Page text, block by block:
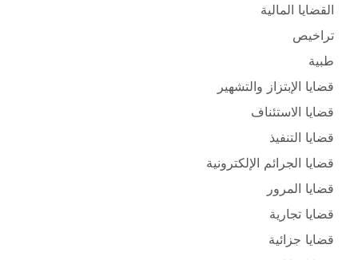
القضايا المالية
تراخيص
طبية
قضايا الإبتزاز والتشهير
قضايا الاستئناف
قضايا التنفيذ
قضايا الجرائم الإلكترونية
قضايا المرور
قضايا تجارية
قضايا جزائية